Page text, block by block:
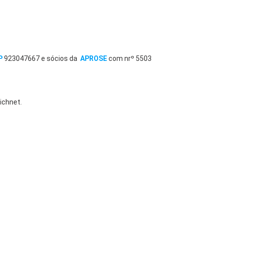
923047667 e sócios da APROSEcom nrº 5503